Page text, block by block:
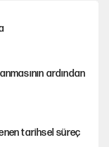
ardından
tarihsel süreç